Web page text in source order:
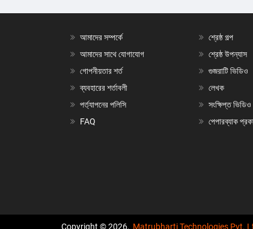
আমাদের সম্পর্কে
আমাদের সাথে যোগাযোগ
গোপনীয়তার শর্ত
ব্যবহারের শর্তাবলী
পর্ত্যাপনের পলিসি
FAQ
শ্রেষ্ঠ গল্প
শ্রেষ্ঠ উপন্যাস
গুজরাটি ভিডিও
লেখক
সংক্ষিপ্ত ভিডিও
পেপারব্যাক
Copyright © 2026, Matrubharti Technologies Pvt.